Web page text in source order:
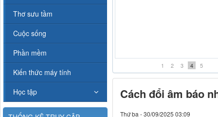
1 2 3 4 5
Cách đổi âm báo
Thứ ba - 30/09/2025 03:09
Thơ sưu tầm
Cuộc sống
Phần mềm
Kiến thức máy tính
Học tập